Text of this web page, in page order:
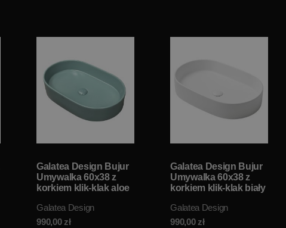
Galatea Design Bujur
Umywalka 60x38 z
korkiem klik-klak aloe
GD78330DTMLG W
MAGAZYNIE!!
Galatea Design
990,00zł
Galatea Design Bujur
Umywalka 60x38 z
korkiem klik-klak biały
GD78330DTMW W
MAGAZYNIE!!
Galatea Design
990,00zł